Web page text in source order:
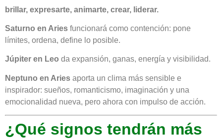
brillar, expresarte, animarte, crear, liderar.
Saturno en Aries funcionará como contención: pone
límites, ordena, define lo posible.
Júpiter en Leo da expansión, ganas, energía y visibilidad.
Neptuno en Aries aporta un clima más sensible e
inspirador: sueños, romanticismo, imaginación y una
emocionalidad nueva, pero ahora con impulso de acción.
¿Qué signos tendrán más